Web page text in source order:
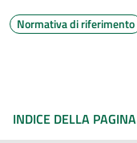
Normativa di riferimento
INDICE DELLA PAGINA